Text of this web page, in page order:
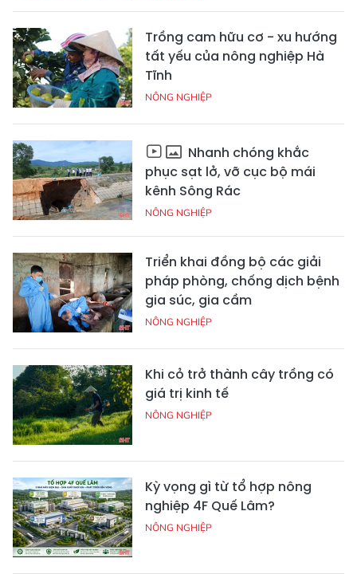
Trồng cam hữu cơ - xu hướng
tất yếu của nông nghiệp Hà
Tĩnh
NÔNG NGHIỆP
Nhanh chóng khắc
phục sạt lở, vỡ cục bộ mái
kênh Sông Rác
NÔNG NGHIỆP
Triển khai đồng bộ các giải
pháp phòng, chống dịch bệnh
gia súc, gia cầm
NÔNG NGHIỆP
Khi cỏ trở thành cây trồng có
giá trị kinh tế
NÔNG NGHIỆP
Kỳ vọng gì từ tổ hợp nông
nghiệp 4F Quế Lâm?
NÔNG NGHIỆP